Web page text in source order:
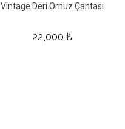
Vintage Deri Omuz Çantası
22,000 ₺